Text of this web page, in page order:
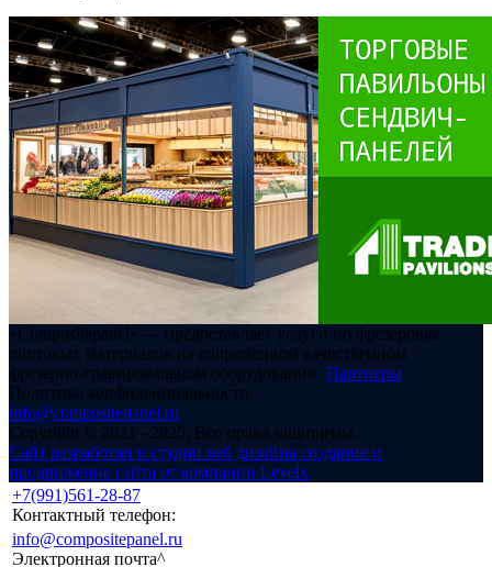
«Compositepanel» ― предоставляет услуги по фрезеровке
листовых материалов на современном качественном
фрезерно-гравировальном оборудовании. Партнеры
Политика конфиденциальности
info@compositepanel.ru
Copyright © 2021 - 2025, Все права защищены.
Сайт разработан в студии веб дизайна создание и
продвижение сайта от компании Levelx
+7(991)561-28-87
Контактный телефон:
info@compositepanel.ru
Электронная почта^